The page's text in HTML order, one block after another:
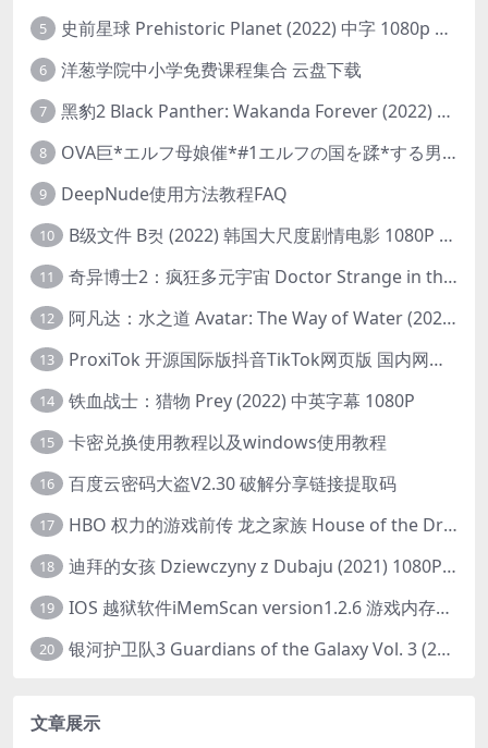
5 史前星球 Prehistoric Planet (2022) 中字 1080p 高清 阿里云盘 2022.5.27已更新全集
6 洋葱学院中小学免费课程集合 云盘下载
7 黑豹2 Black Panther: Wakanda Forever (2022) 高清版
8 OVA巨*エルフ母娘催*#1エルフの国を蹂*する男。汚された女王と姫
9 DeepNude使用方法教程FAQ
10 B级文件 B컷 (2022) 韩国大尺度剧情电影 1080P 中字
11 奇异博士2：疯狂多元宇宙 Doctor Strange in the Multiverse of Madness (2022) 高清版1080p
12 阿凡达：水之道 Avatar: The Way of Water (2022) 1080p 2k 4k 中文字幕
13 ProxiTok 开源国际版抖音TikTok网页版 国内网络直连
14 铁血战士：猎物 Prey (2022) 中英字幕 1080P
15 卡密兑换使用教程以及windows使用教程
16 百度云密码大盗V2.30 破解分享链接提取码
17 HBO 权力的游戏前传 龙之家族 House of the Dragon (2022) 中字 1080P 更新4集
18 迪拜的女孩 Dziewczyny z Dubaju (2021) 1080P 中字
19 IOS 越狱软件iMemScan version1.2.6 游戏内存修改器
20 银河护卫队3 Guardians of the Galaxy Vol. 3 (2023)4K高清资源1080p只分享精品
文章展示